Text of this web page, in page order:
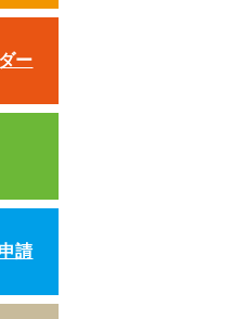
ー
請